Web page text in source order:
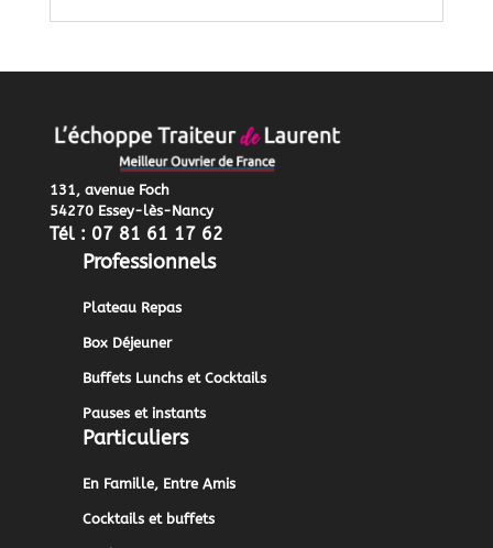
131, avenue Foch
54270 Essey-lès-Nancy
Tél : 07 81 61 17 62
Professionnels
Plateau Repas
Box Déjeuner
Buffets Lunchs et Cocktails
Pauses et instants
Particuliers
En Famille, Entre Amis
Cocktails et buffets